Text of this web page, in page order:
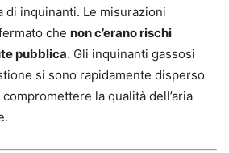
di inquinanti. Le misurazioni
che non c’erano rischi
pubblica. Gli inquinanti gassosi
si sono rapidamente disperso
compromettere la qualità dell’aria